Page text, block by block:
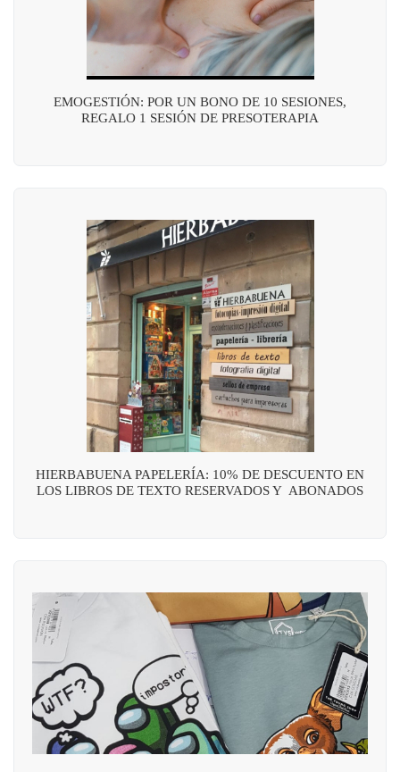
EMOGESTIÓN: POR UN BONO DE 10 SESIONES,
REGALO 1 SESIÓN DE PRESOTERAPIA
HIERBABUENA PAPELERÍA: 10% DE DESCUENTO EN
LOS LIBROS DE TEXTO RESERVADOS Y ABONADOS